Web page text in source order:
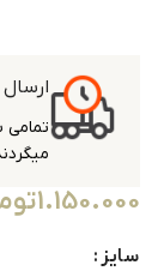
تمامی
1.150.000
سایز